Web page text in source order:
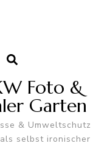
Foto &
Garten
& Umweltschutz
selbst ironischer